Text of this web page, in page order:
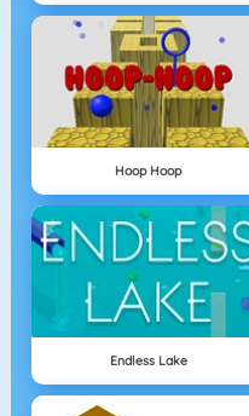
Hoop Hoop
Endless Lake